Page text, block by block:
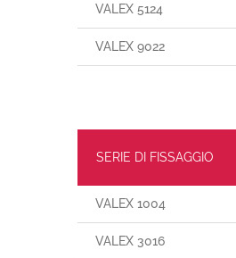
VALEX 5124
VALEX 9022
SERIE DI FISSAGGIO
VALEX 1004
VALEX 3016